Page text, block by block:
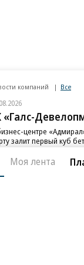
компаний Все
«Галс-
центре
залит первый куб
Моя лента